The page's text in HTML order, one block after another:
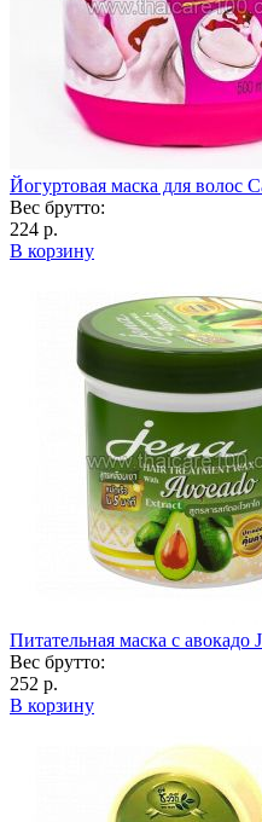
Йогуртовая маска для волос
Вес брутто:
224 р.
В корзину
Питательная маска с авокадо
Вес брутто:
252 р.
В корзину